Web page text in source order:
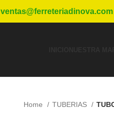
ventas@ferreteriadinova.com
Home TUBERIAS